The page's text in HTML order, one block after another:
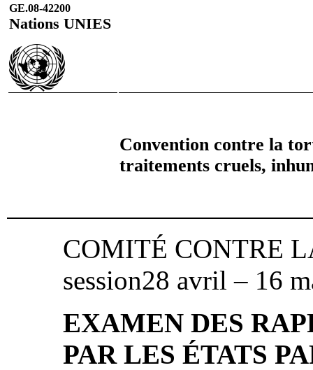
GE.08-42200
Nations UNIES
Convention contre la
traitements cruels,
COMITÉ CONTRE
session28 avril – 16
EXAMEN DES
PAR LES ÉTATS